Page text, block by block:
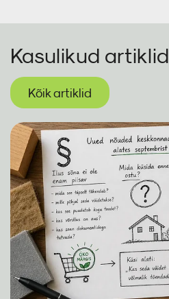
Kasulikud artiklid
Kõik artiklid